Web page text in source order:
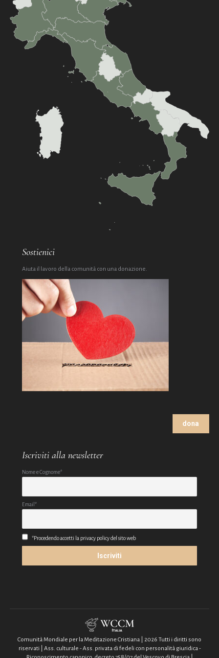
Sostienici
Aiuta il lavoro della comunità con una donazione.
dona
Iscriviti alla newsletter
Nome e Cognome*
Email*
*Procedendo accetti la privacy policy del sito web
Comunità Mondiale per la Meditazione Cristiana | 2026 Tutti i diritti sono
riservati | Ass. culturale - Ass. privata di fedeli con personalità giuridica -